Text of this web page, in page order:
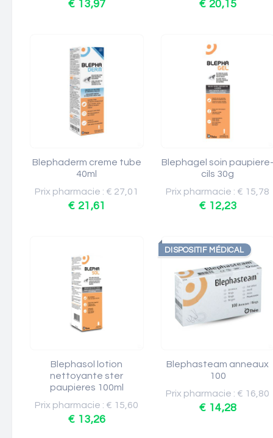
€ 13,97 € 20,15
Blephaderm creme tube
40ml
Prix pharmacie : € 27,01
€ 21,61
Blephagel soin
cils 30g
Prix pharmacie : € 15,78
€ 12,23
Blephasol lotion
nettoyante ster
paupieres 100ml
Prix pharmacie : € 15,60
€ 13,26
DISPOSITIF MÉDICAL
Blephasteam anneaux
100
Prix pharmacie : € 16,80
€ 14,28